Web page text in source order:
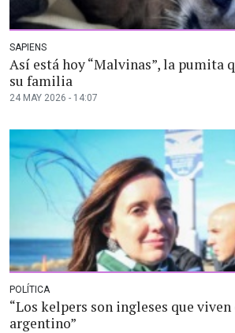
SAPIENS
Así está hoy “Malvinas”, la pumita
su familia
24 MAY 2026 - 14:07
POLÍTICA
“Los kelpers son ingleses que
argentino”